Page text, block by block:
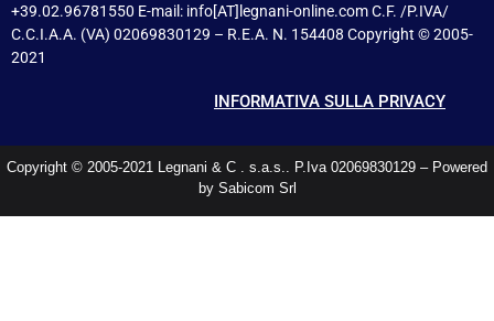
+39.02.96781550 E-mail: info[AT]legnani-online.com C.F. /P.IVA/
C.C.I.A.A. (VA) 02069830129 – R.E.A. N. 154408 Copyright © 2005-
2021
INFORMATIVA SULLA PRIVACY
Copyright © 2005-2021 Legnani & C . s.a.s.. P.Iva 02069830129 – Powered
by Sabicom Srl